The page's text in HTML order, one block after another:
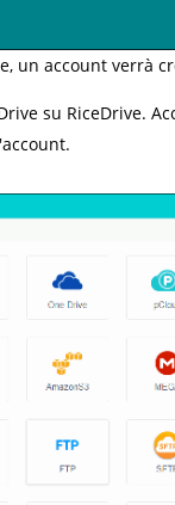
un account verrà
su RiceDrive.